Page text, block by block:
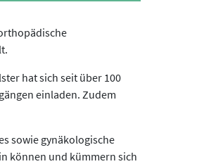
hat sich seit über 100
einladen. Zudem
sowie gynäkologische
können und kümmern sich